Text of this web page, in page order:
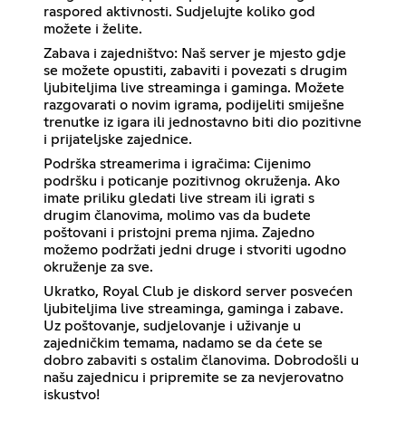
raspored aktivnosti. Sudjelujte koliko god
možete i želite.
Zabava i zajedništvo: Naš server je mjesto gdje
se možete opustiti, zabaviti i povezati s drugim
ljubiteljima live streaminga i gaminga. Možete
razgovarati o novim igrama, podijeliti smiješne
trenutke iz igara ili jednostavno biti dio pozitivne
i prijateljske zajednice.
Podrška streamerima i igračima: Cijenimo
podršku i poticanje pozitivnog okruženja. Ako
imate priliku gledati live stream ili igrati s
drugim članovima, molimo vas da budete
poštovani i pristojni prema njima. Zajedno
možemo podržati jedni druge i stvoriti ugodno
okruženje za sve.
Ukratko, Royal Club je diskord server posvećen
ljubiteljima live streaminga, gaminga i zabave.
Uz poštovanje, sudjelovanje i uživanje u
zajedničkim temama, nadamo se da ćete se
dobro zabaviti s ostalim članovima. Dobrodošli u
našu zajednicu i pripremite se za nevjerovatno
iskustvo!